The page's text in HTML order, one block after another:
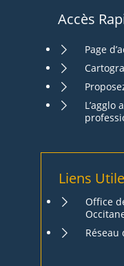
Accès
Page
L’agglo
Liens
Office